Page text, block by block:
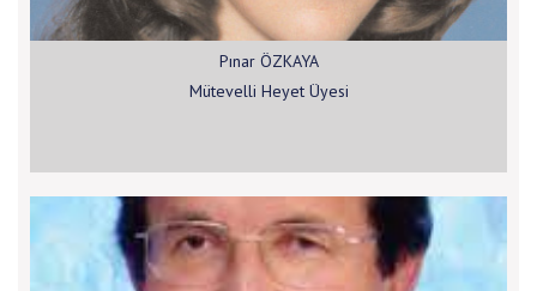
Pınar ÖZKAYA
Mütevelli Heyet Üyesi